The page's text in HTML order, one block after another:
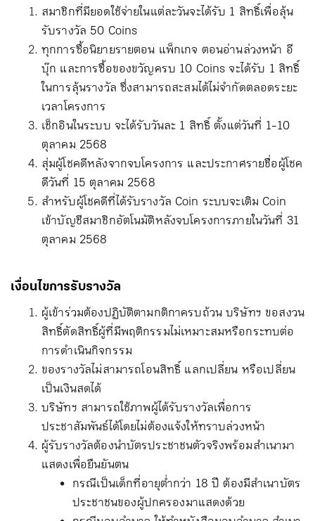
สมาชิกที่มียอดใช้จ่ายในแต่ละวันจะได้รับ 1 สิทธิ์เพื่อลุ้น
รับรางวัล 50 Coins
ทุกการซื้อนิยายรายตอน แพ็กเกจ ตอนอ่านล่วงหน้า อี
บุ๊ก และการซื้อของขวัญครบ 10 Coins จะได้รับ 1 สิทธิ์
ในการลุ้นรางวัล ซึ่งสามารถสะสมได้ไม่จำกัดตลอดระยะ
เวลาโครงการ
เช็กอินในระบบ จะได้รับวันละ 1 สิทธิ์ ตั้งแต่วันที่ 1-10
ตุลาคม 2568
สุ่มผู้โชคดีหลังจากจบโครงการ และประกาศรายชื่อผู้โชค
ดีวันที่ 15 ตุลาคม 2568
สำหรับผู้โชคดีที่ได้รับรางวัล Coin ระบบจะเติม Coin
เข้าบัญชีสมาชิกอัตโนมัติหลังจบโครงการภายในวันที่ 31
ตุลาคม 2568
เงื่อนไขการรับรางวัล
ผู้เข้าร่วมต้องปฏิบัติตามกติกาครบถ้วน บริษัทฯ ขอสงวน
สิทธิ์ตัดสิทธิ์ผู้ที่มีพฤติกรรมไม่เหมาะสมหรือกระทบต่อ
การดำเนินกิจกรรม
ของรางวัลไม่สามารถโอนสิทธิ์ แลกเปลี่ยน หรือเปลี่ยน
เป็นเงินสดได้
บริษัทฯ สามารถใช้ภาพผู้ได้รับรางวัลเพื่อการ
ประชาสัมพันธ์ได้โดยไม่ต้องแจ้งให้ทราบล่วงหน้า
ผู้รับรางวัลต้องนำบัตรประชาชนตัวจริงพร้อมสำเนามา
แสดงเพื่อยืนยันตน
กรณีเป็นเด็กที่อายุต่ำกว่า 18 ปี ต้องมีสำเนาบัตร
ประชาชนของผู้ปกครองมาแสดงด้วย